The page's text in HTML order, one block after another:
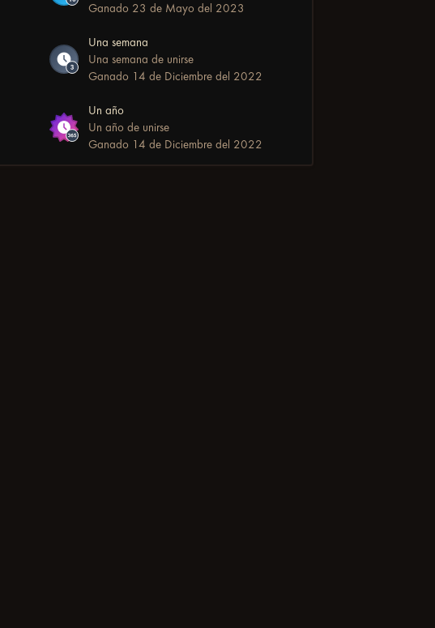
Ganado 23 de Mayo del 2023
Una semana
Una semana de unirse
Ganado 14 de Diciembre del 2022
Un año
Un año de unirse
Ganado 14 de Diciembre del 2022